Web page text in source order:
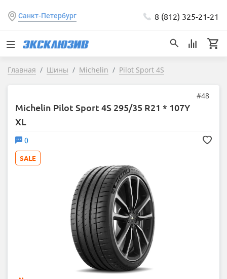
Санкт-Петербург 8 (812) 325-21-21
Главная Шины Michelin Pilot Sport 4S
#48
SALE
Michelin Pilot Sport 4S 295/35 R21 * 107Y
XL
0